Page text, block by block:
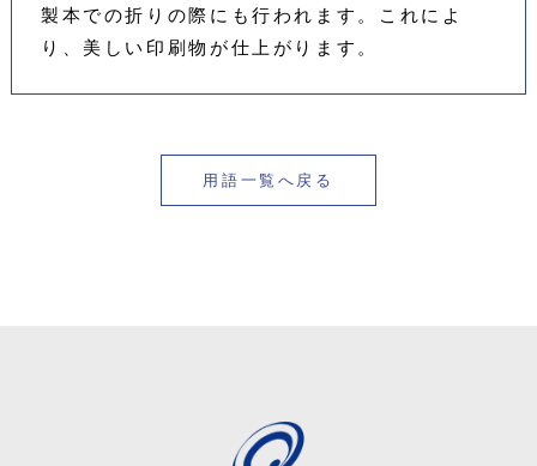
製本での折りの際にも行われます。これによ
り、美しい印刷物が仕上がります。
用語一覧へ戻る